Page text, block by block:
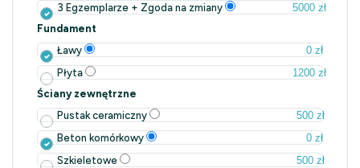
3 Egzemplarze + Zgoda na zmiany
5000 zł
Fundament
Ławy
0 zł
Płyta
1200 zł
Ściany zewnętrzne
Pustak ceramiczny
500 zł
Beton komórkowy
0 zł
Szkieletowe
500 zł